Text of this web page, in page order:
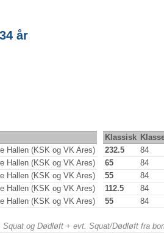
år
Klassisk
Hallen (KSK og VK Ares) 232.5 84
Hallen (KSK og VK Ares) 65 84
Hallen (KSK og VK Ares) 55 84
Hallen (KSK og VK Ares) 112.5 84
Hallen (KSK og VK Ares) 55 84
og Dødløft + evt. Squat/Dødløft fra